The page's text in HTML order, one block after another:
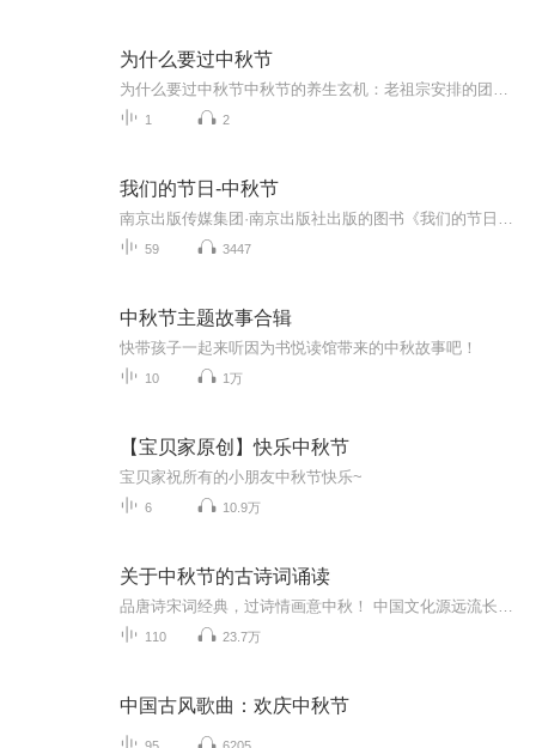
为什么要过中秋节
1 2
我们的节日-中秋节
59 3447
中秋节主题故事合辑
快带孩子一起来听因为书悦读馆带来的中秋故事吧！
10 1万
【宝贝家原创】快乐中秋节
宝贝家祝所有的小朋友中秋节快乐~
6 10.9万
关于中秋节的古诗词诵读
110 23.7万
中国古风歌曲：欢庆中秋节